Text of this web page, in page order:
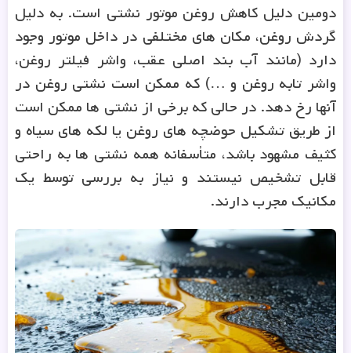
دومین دلیل کاهش روغن موتور نشتی است. به دلیل
گردش روغن، مکان های مختلفی در داخل موتور وجود
دارد (مانند آب بند اصلی عقب، واشر فیلتر روغن،
واشر تابه روغن و …) که ممکن است نشتی روغن در
آنها رخ دهد. در حالی که برخی از نشتی ها ممکن است
از طریق تشکیل حوضچه های روغن یا لکه های سیاه و
کثیف مشهود باشد، متأسفانه همه نشتی ها به راحتی
قابل تشخیص نیستند و نیاز به بررسی توسط یک
مکانیک مجرب دارند.